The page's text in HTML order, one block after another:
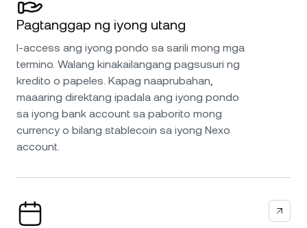
Pagtanggap ng iyong utang
I-access ang iyong pondo sa sarili mong mga
termino. Walang kinakailangang pagsusuri ng
kredito o papeles. Kapag naaprubahan,
maaaring direktang ipadala ang iyong pondo
sa iyong bank account sa paborito mong
currency o bilang stablecoin sa iyong Nexo
account.